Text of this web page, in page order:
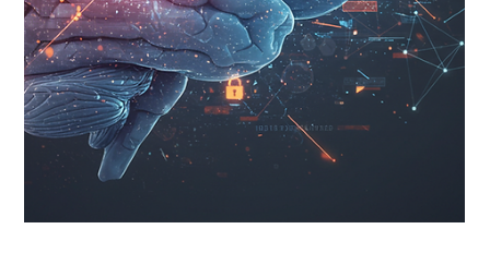
2025년 7월 24일
2분 분량
PAGO 내부 이야기
파고네트웍스, 2025 Great Place To
Work® 공식 인증 획득
“24/7 보안 대응을 지탱하는 힘, 사람 중심 조직문화에서
시작됩니다” AI 기반 MDR(Managed Detection and